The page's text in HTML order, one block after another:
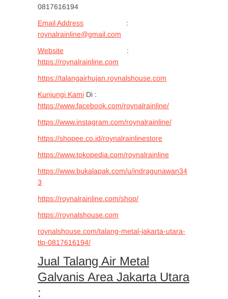
0817616194
Email Address :
roynalrainline@gmail.com
Website :
https://roynalrainline.com
https://talangairhujan.roynalshouse.com
Kunjungi Kami Di :
https://www.facebook.com/roynalrainline/
https://www.instagram.com/roynalrainline/
https://shopee.co.id/roynalrainlinestore
https://www.tokopedia.com/roynalrainline
https://www.bukalapak.com/u/indragunawan34
3
https://roynalrainline.com/shop/
https://roynalshouse.com
roynalshouse.com/talang-metal-jakarta-utara-
tlp-0817616194/
Jual Talang Air Metal
Galvanis Area Jakarta Utara
: